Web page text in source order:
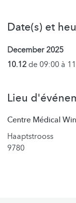
Date(s) et
December 2025
10.12 de 09:00 à
Lieu
Centre Médical
Haaptstrooss
9780